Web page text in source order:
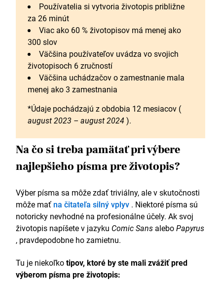
Používatelia si vytvoria životopis približne
za 26 minút
Viac ako 60 % životopisov má menej ako
300 slov
Väčšina používateľov uvádza vo svojich
životopisoch 6 zručností
Väčšina uchádzačov o zamestnanie mala
menej ako 3 zamestnania
*Údaje pochádzajú z obdobia 12 mesiacov (
august 2023 – august 2024).
Na čo si treba pamätať pri výbere
najlepšieho písma pre životopis?
Výber písma sa môže zdať triviálny, ale v skutočnosti
môže mať na čitateľa silný vplyv . Niektoré písma sú
notoricky nevhodné na profesionálne účely. Ak svoj
životopis napíšete v jazyku Comic Sans aleboPapyrus
, pravdepodobne ho zamietnu.
Tu je niekoľkotipov, ktoré by ste mali zvážiť pred
výberom písma pre životopis: